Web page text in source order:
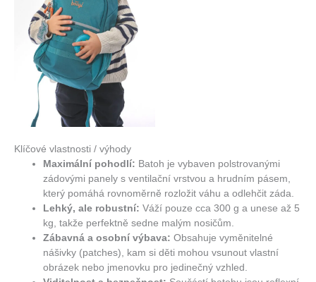
Klíčové vlastnosti / výhody
Maximální pohodlí: Batoh je vybaven polstrovanými
zádovými panely s ventilační vrstvou a hrudním pásem,
který pomáhá rovnoměrně rozložit váhu a odlehčit záda.
Lehký, ale robustní: Váží pouze cca 300 g a unese až 5
kg, takže perfektně sedne malým nosičům.
Zábavná a osobní výbava: Obsahuje vyměnitelné
nášivky (patches), kam si děti mohou vsunout vlastní
obrázek nebo jmenovku pro jedinečný vzhled.